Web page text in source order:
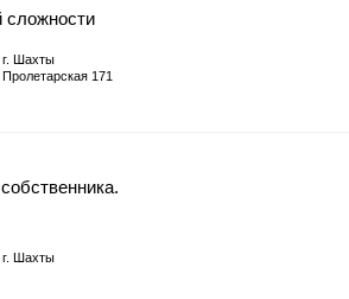
сложности
г. Шахты
Пролетарская 171
г. Шахты